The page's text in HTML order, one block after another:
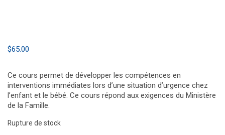
$65.00
Ce cours permet de développer les compétences en
interventions immédiates lors d’une situation d’urgence chez
l’enfant et le bébé. Ce cours répond aux exigences du Ministère
de la Famille.
Rupture de stock